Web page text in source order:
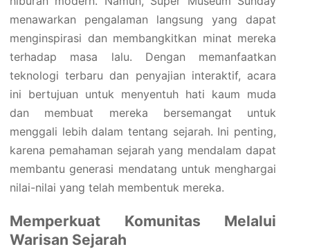
menawarkan pengalaman langsung yang dapat
menginspirasi dan membangkitkan minat mereka
terhadap masa lalu. Dengan memanfaatkan
teknologi terbaru dan penyajian interaktif, acara
ini bertujuan untuk menyentuh hati kaum muda
dan membuat mereka bersemangat untuk
menggali lebih dalam tentang sejarah. Ini penting,
karena pemahaman sejarah yang mendalam dapat
membantu generasi mendatang untuk menghargai
nilai-nilai yang telah membentuk mereka.
Memperkuat Komunitas Melalui
Warisan Sejarah